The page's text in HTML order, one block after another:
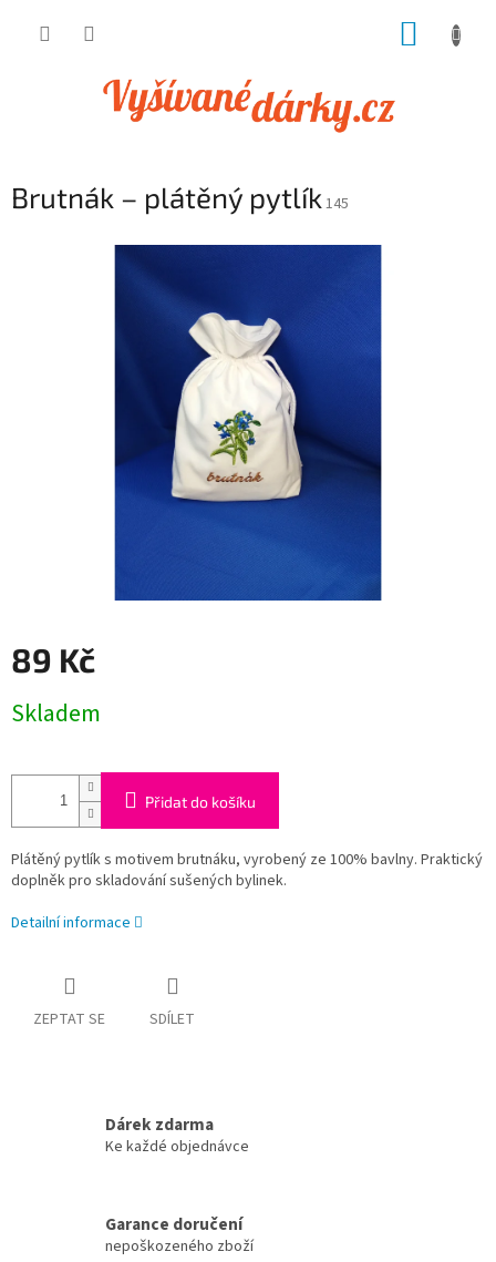
Brutnák – plátěný pytlík 145
89 Kč
cena:
Skladem
Přidat do košíku
Plátěný pytlík s motivem brutnáku, vyrobený ze 100% bavlny. Praktický
doplněk pro skladování sušených bylinek.
Detailní informace
ZEPTAT SE SDÍLET
Dárek zdarma
Ke každé objednávce
Garance doručení
nepoškozeného zboží